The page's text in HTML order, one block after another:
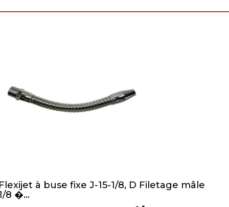
à buse fixe J-15-1/8, D Filetage mâle
8 �...